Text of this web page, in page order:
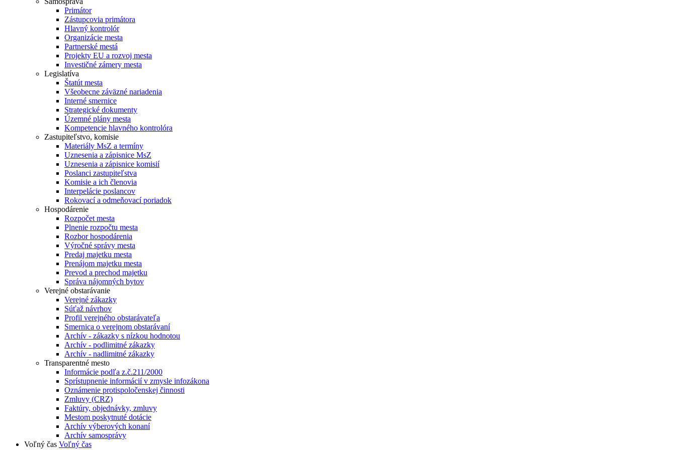
Primátor
Zástupcovia primátora
Hlavný kontrolór
Organizácie mesta
Partnerské mestá
Projekty EU a rozvoj mesta
Investičné zámery mesta
Legislatíva
Štatút mesta
Všeobecne záväzné nariadenia
Interné smernice
Strategické dokumenty
Územné plány mesta
Kompetencie hlavného kontrolóra
Zastupiteľstvo, komisie
Materiály MsZ a termíny
Uznesenia a zápisnice MsZ
Uznesenia a zápisnice komisií
Poslanci zastupiteľstva
Komisie a ich členovia
Interpelácie poslancov
Rokovací a odmeňovací poriadok
Hospodárenie
Rozpočet mesta
Plnenie rozpočtu mesta
Rozbor hospodárenia
Výročné správy mesta
Predaj majetku mesta
Prenájom majetku mesta
Prevod a prechod majetku
Správa nájomných bytov
Verejné obstarávanie
Verejné zákazky
Súťaž návrhov
Profil verejného obstarávateľa
Smernica o verejnom obstarávaní
Archív - zákazky s nízkou hodnotou
Archív - podlimitné zákazky
Archív - nadlimitné zákazky
Transparentné mesto
Informácie podľa z.č.211/2000
Sprístupnenie informácií v zmysle infozákona
Oznámenie protispoločenskej činnosti
Zmluvy (CRZ)
Faktúry, objednávky, zmluvy
Mestom poskytnuté dotácie
Archív výberových konaní
Archív samosprávy
Voľný čas Voľný čas